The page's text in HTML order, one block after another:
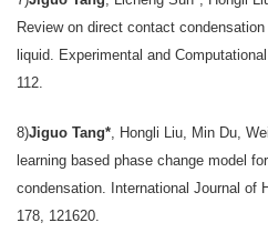
Review on direct contact
liquid. Experimental and
112.
8)Jiguo Tang* , Hongli Liu, Min Du,
learning based phase change model
condensation. International Journal of
178, 121620.